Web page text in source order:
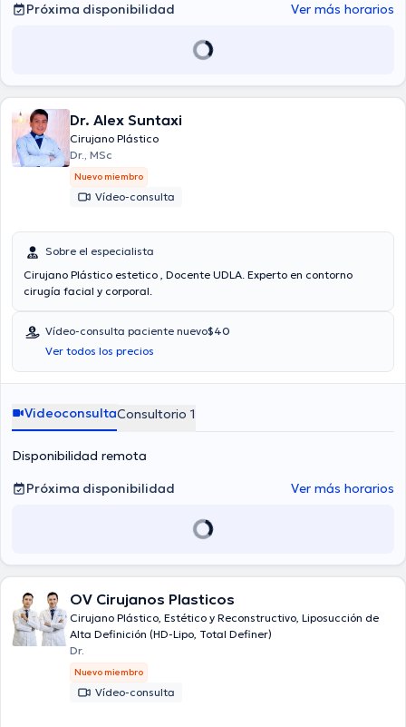
Próxima disponibilidad
Ver más horarios
Dr. Alex Suntaxi
Cirujano Plástico
Dr., MSc
Nuevo miembro
Vídeo-consulta
Sobre el especialista
Cirujano Plástico estetico , Docente UDLA. Experto en contorno
cirugía facial y corporal.
Vídeo-consulta paciente nuevo$40
Ver todos los precios
VideoconsultaConsultorio 1
Disponibilidad remota
Próxima disponibilidad
Ver más horarios
OV Cirujanos Plasticos
Cirujano Plástico, Estético y Reconstructivo, Liposucción de
Alta Definición (HD-Lipo, Total Definer)
Dr.
Nuevo miembro
Vídeo-consulta